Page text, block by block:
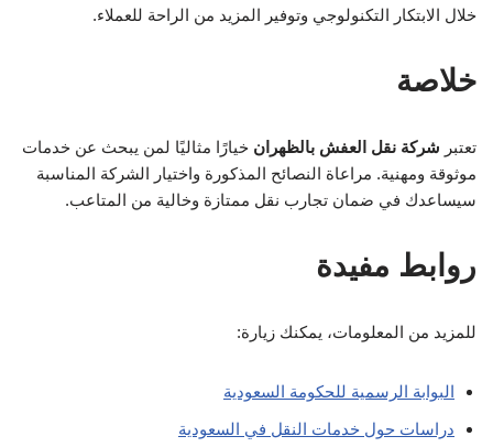
خلال الابتكار التكنولوجي وتوفير المزيد من الراحة للعملاء.
خلاصة
تعتبر شركة نقل العفش بالظهران خيارًا مثاليًا لمن يبحث عن خدمات
موثوقة ومهنية. مراعاة النصائح المذكورة واختيار الشركة المناسبة
سيساعدك في ضمان تجارب نقل ممتازة وخالية من المتاعب.
روابط مفيدة
للمزيد من المعلومات، يمكنك زيارة:
البوابة الرسمية للحكومة السعودية
دراسات حول خدمات النقل في السعودية